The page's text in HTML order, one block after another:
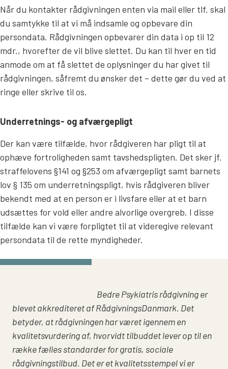
Når du kontakter rådgivningen enten via mail eller tlf. skal
du samtykke til at vi må indsamle og opbevare din
persondata. Rådgivningen opbevarer din data i op til 12
mdr., hvorefter de vil blive slettet. Du kan til hver en tid
anmode om at få slettet de oplysninger du har givet til
rådgivningen, såfremt du ønsker det – dette gør du ved at
ringe eller skrive til os.
Underretnings- og afværgepligt
Der kan være tilfælde, hvor rådgiveren har pligt til at
ophæve fortroligheden samt tavshedspligten. Det sker jf.
straffelovens §141 og §253 om afværgepligt samt barnets
lov § 135 om underretningspligt, hvis rådgiveren bliver
bekendt med at en person er i livsfare eller at et barn
udsættes for vold eller andre alvorlige overgreb. I disse
tilfælde kan vi være forpligtet til at videregive relevant
persondata til de rette myndigheder.
Bedre Psykiatris rådgivning er
blevet akkrediteret af RådgivningsDanmark. Det
betyder, at rådgivningen har været igennem en
kvalitetsvurdering af, hvorvidt tilbuddet lever op til en
række fælles standarder for gratis, sociale
rådgivningstilbud. Det er et kvalitetsstempel vi er